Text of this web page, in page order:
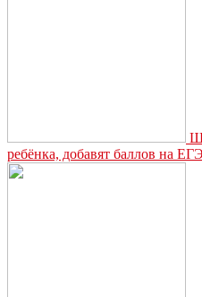
ребёнка, добавят баллов на